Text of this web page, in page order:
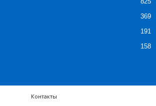
369
191
158
Контакты